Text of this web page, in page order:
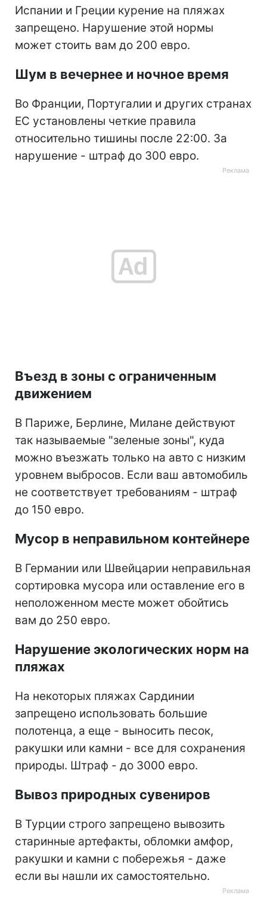
Испании и Греции курение на пляжах
запрещено. Нарушение этой нормы
может стоить вам до 200 евро.
Шум в вечернее и ночное время
Во Франции, Португалии и других странах
ЕС установлены четкие правила
относительно тишины после 22:00. За
нарушение - штраф до 300 евро.
Въезд в зоны с ограниченным
движением
В Париже, Берлине, Милане действуют
так называемые "зеленые зоны", куда
можно въезжать только на авто с низким
уровнем выбросов. Если ваш автомобиль
не соответствует требованиям - штраф
до 150 евро.
Мусор в неправильном контейнере
В Германии или Швейцарии неправильная
сортировка мусора или оставление его в
неположенном месте может обойтись
вам до 250 евро.
Нарушение экологических норм на
пляжах
На некоторых пляжах Сардинии
запрещено использовать большие
полотенца, а еще - выносить песок,
ракушки или камни - все для сохранения
природы. Штраф - до 3000 евро.
Вывоз природных сувениров
В Турции строго запрещено вывозить
старинные артефакты, обломки амфор,
ракушки и камни с побережья - даже
если вы нашли их самостоятельно.